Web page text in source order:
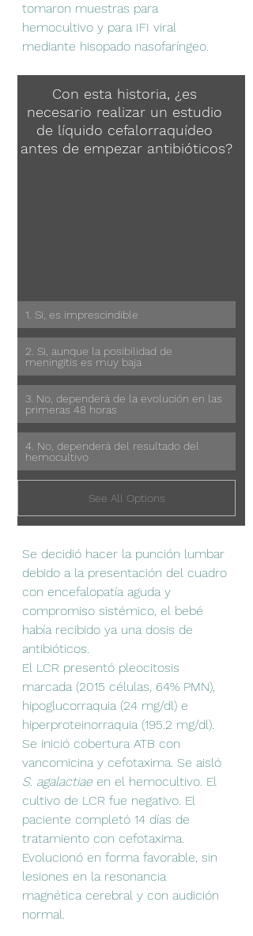
tomaron muestras para
hemocultivo y para IFI viral
mediante hisopado nasofaríngeo.
Con esta historia, ¿es
necesario realizar un estudio
de líquido cefalorraquídeo
antes de empezar antibióticos?
1. Si, es imprescindible
2. Si, aunque la posibilidad de
meningitis es muy baja
3. No, dependerá de la evolución en las
primeras 48 horas
4. No, dependerá del resultado del
hemocultivo
See All Options
Se decidió hacer la punción lumbar
debido a la presentación del cuadro
con encefalopatía aguda y
compromiso sistémico, el bebé
había recibido ya una dosis de
antibióticos.
El LCR presentó pleocitosis
marcada (2015 células, 64% PMN),
hipoglucorraquia (24 mg/dl) e
hiperproteinorraquia (195.2 mg/dl).
Se inició cobertura ATB con
vancomicina y cefotaxima. Se aisló
S. agalactiae en el hemocultivo. El
cultivo de LCR fue negativo. El
paciente completó 14 días de
tratamiento con cefotaxima.
Evolucionó en forma favorable, sin
lesiones en la resonancia
magnética cerebral y con audición
normal.